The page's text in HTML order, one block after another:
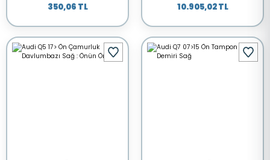
350,06 TL 10.905,02 TL